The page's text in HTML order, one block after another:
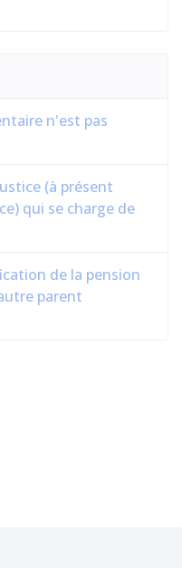
n'est pas
(à présent
qui se charge de
de la pension
parent